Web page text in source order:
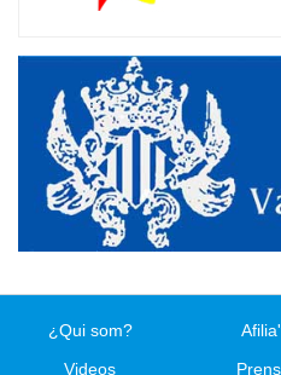
¿Qui som?
Videos